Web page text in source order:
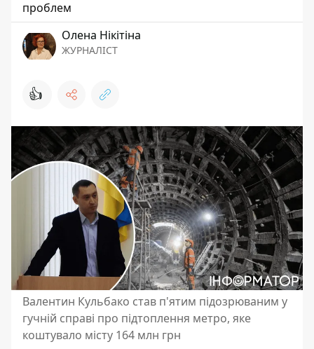
проблем
Олена Нікітіна
ЖУРНАЛІСТ
👍
Валентин Кульбако став п'ятим підозрюваним у
гучній справі про підтоплення метро, яке
коштувало місту 164 млн грн